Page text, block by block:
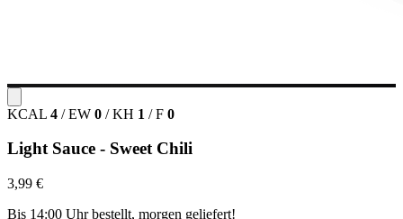
KCAL 4 / EW 0 / KH 1 / F 0
Light Sauce - Sweet Chili
3,99 €
Bis 14:00 Uhr bestellt, morgen geliefert!